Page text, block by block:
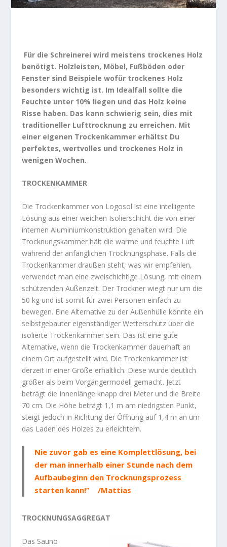
Für die Schreinerei wird meistens trockenes Holz
benötigt. Holzleisten, Möbel, Fußböden oder
Fenster sind Beispiele wofür trockenes Holz
besonders wichtig ist. Im Idealfall sollte die
Feuchte unter 10% liegen und das Holz keine
Risse haben. Das kann schwierig sein, dies mit
traditioneller Lufttrocknung zu erreichen. Mit
einer eigenen Trockenkammer erhältst Du
perfektes, wertvolles und trockenes Holz in
wenigen Wochen.
TROCKENKAMMER
Die Trockenkammer von Logosol ist eine intelligente
Lösung aus einer weichen Isolierschicht die von einer
internen Aluminiumkonstruktion gehalten wird. Die
Trocknungskammer hält die warme und feuchte Luft
während der anfänglichen Trocknungsphase. Falls die
Trockenkammer draußen steht, was wir empfehlen,
verwendet man eine zweischichtige Lösung, mit einem
schützenden Außenzelt. Der Trockner wiegt nur um die
50 kg und ist somit für zwei Personen einfach zu
bewegen. Eine Alternative zu der Außenhülle könnte ein
selbstgebauter eigenständiger Wetterschutz über die
isolierte Trockenkammer sein. Das ist eine gute
Alternative, wenn die Trockenkammer dauerhaft an
einem Ort aufgestellt wird. Die Trockenkammer ist
derzeit in einer Größe erhältlich. Diese wurde deutlich
größer als beim Vorgängermodell gemacht. Jetzt
beträgt die Innenlänge knapp drei Meter und die Breite
70 cm. Die Höhe beträgt 1,1 m am niedrigsten Punkt,
steigt jedoch in Richtung der Öffnung auf 1,4 m an um
das Laden des Holzes zu erleichtern.
Nie zuvor gab es eine Komplettlösung, bei
der man innerhalb einer Stunde nach dem
Aufbaubeginn den Trocknungsprozess
starten kann!” /Mattias
TROCKNUNGSAGGREGAT
Das Sauno